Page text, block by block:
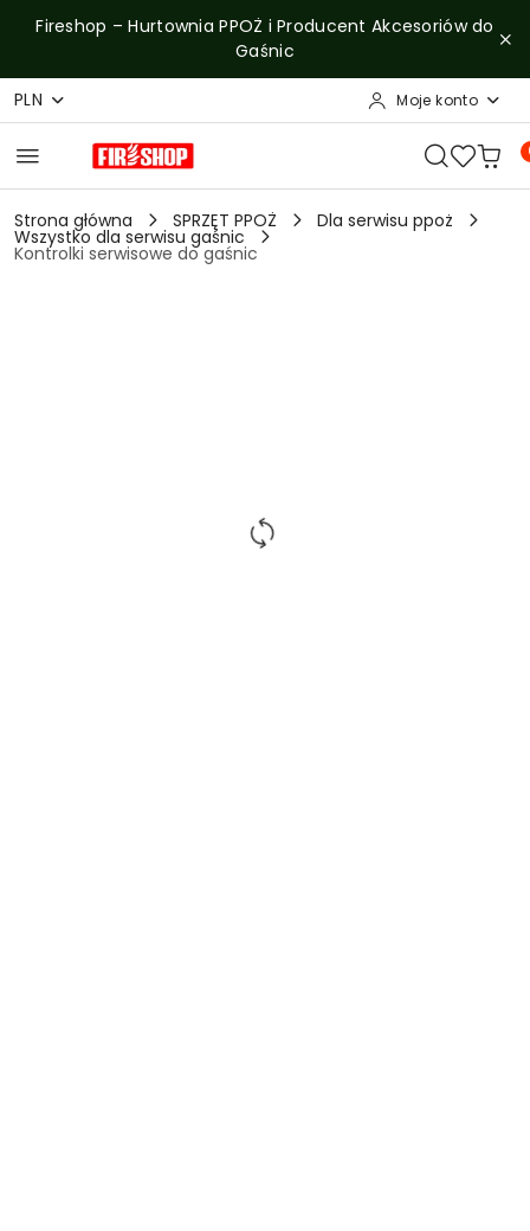
Przejdź do treści głównej
Przejdź do wyszukiwarki
Przejdź do moje konto
Przejdź do menu głównego
Przejdź do opisu produktu
Przejdź do stopki
Fireshop – Hurtownia PPOŻ i Producent Akcesoriów do
Gaśnic
PLN Moje konto
Strona główna SPRZĘT PPOŻ Dla serwisu ppoż
Wszystko dla serwisu gaśnic
Kontrolki serwisowe do gaśnic